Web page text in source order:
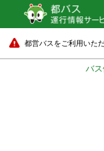
都営バスをご利用いた
バ